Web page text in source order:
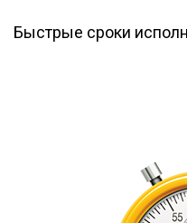
Быстрые сроки